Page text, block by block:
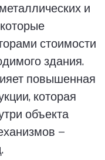
и
стоимости
здания.
повышенная
которая
объекта
—